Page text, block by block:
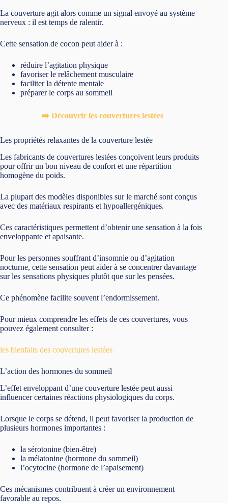
La couverture agit alors comme un signal envoyé au système
nerveux : il est temps de ralentir.
Cette sensation de cocon peut aider à :
réduire l’agitation physique
favoriser le relâchement musculaire
faciliter la détente mentale
préparer le corps au sommeil
➡️ Découvrir les couvertures lestées
Les propriétés relaxantes de la couverture lestée
Les fabricants de couvertures lestées conçoivent leurs produits
pour offrir un bon niveau de confort et une répartition
homogène du poids.
La plupart des modèles disponibles sur le marché sont conçus
avec des matériaux respirants et hypoallergéniques.
Ces caractéristiques permettent d’obtenir une sensation à la fois
enveloppante et apaisante.
Pour les personnes souffrant d’insomnie ou d’agitation
nocturne, cette sensation peut aider à se concentrer davantage
sur les sensations physiques plutôt que sur les pensées.
Ce phénomène facilite souvent l’endormissement.
Pour mieux comprendre les effets de ces couvertures, vous
pouvez également consulter :
les bienfaits des couvertures lestées
L’action des hormones du sommeil
L’effet enveloppant d’une couverture lestée peut aussi
influencer certaines réactions physiologiques du corps.
Lorsque le corps se détend, il peut favoriser la production de
plusieurs hormones importantes :
la sérotonine (bien-être)
la mélatonine (hormone du sommeil)
l’ocytocine (hormone de l’apaisement)
Ces mécanismes contribuent à créer un environnement
favorable au repos.